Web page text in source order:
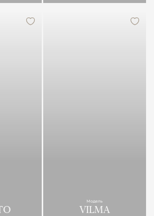
Модель
VILMA